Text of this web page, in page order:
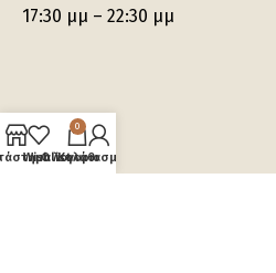
17:30 μμ – 22:30 μμ
Wishlist
0
Καλάθι
Ο λογαριασμός μου